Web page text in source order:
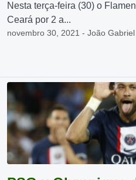
Nesta terça-feira (30) o
Ceará por 2 a...
novembro 30, 2021 - João Gabriel